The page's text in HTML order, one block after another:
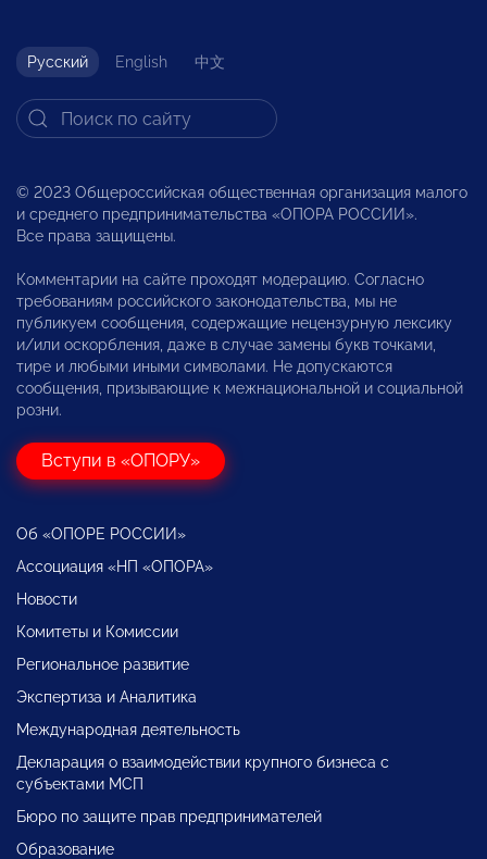
Русский English 中文
© 2023 Общероссийская общественная организация малого
и среднего предпринимательства «ОПОРА РОССИИ».
Все права защищены.
Комментарии на сайте проходят модерацию. Согласно
требованиям российского законодательства, мы не
публикуем сообщения, содержащие нецензурную лексику
и/или оскорбления, даже в случае замены букв точками,
тире и любыми иными символами. Не допускаются
сообщения, призывающие к межнациональной и социальной
розни.
Вступи в «ОПОРУ»
Об «ОПОРЕ РОССИИ»
Ассоциация «НП «ОПОРА»
Новости
Комитеты и Комиссии
Региональное развитие
Экспертиза и Аналитика
Международная деятельность
Декларация о взаимодействии крупного бизнеса с
субъектами МСП
Бюро по защите прав предпринимателей
Образование